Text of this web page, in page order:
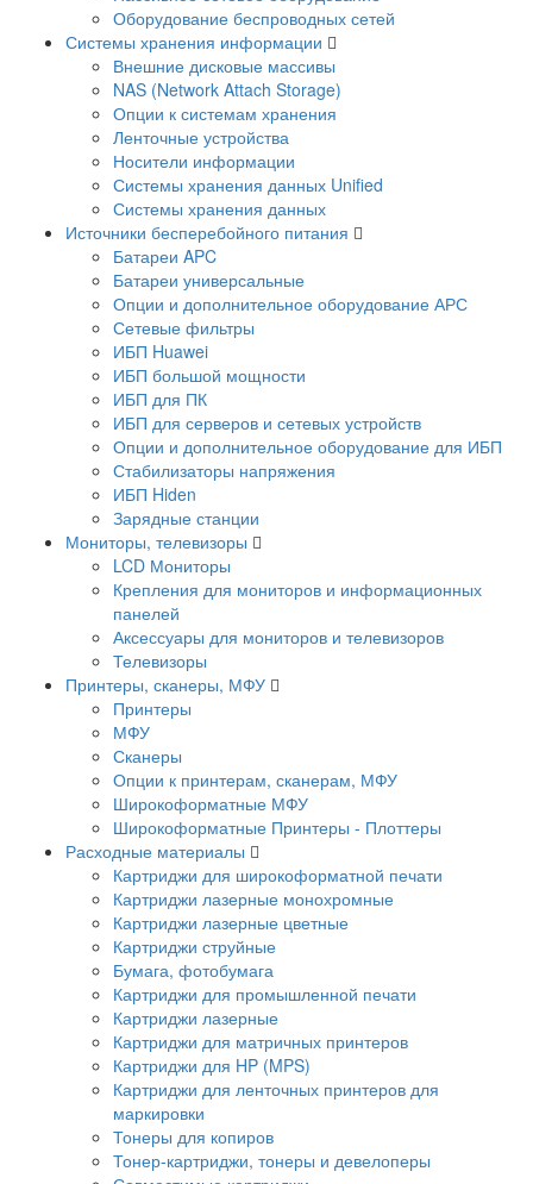
Оборудование беспроводных сетей
Системы хранения информации
Внешние дисковые массивы
NAS (Network Attach Storage)
Опции к системам хранения
Ленточные устройства
Носители информации
Системы хранения данных Unified
Системы хранения данных
Источники бесперебойного питания
Батареи APC
Батареи универсальные
Опции и дополнительное оборудование АРС
Сетевые фильтры
ИБП Huawei
ИБП большой мощности
ИБП для ПК
ИБП для серверов и сетевых устройств
Опции и дополнительное оборудование для ИБП
Стабилизаторы напряжения
ИБП Hiden
Зарядные станции
Мониторы, телевизоры
LCD Мониторы
Крепления для мониторов и информационных
панелей
Аксессуары для мониторов и телевизоров
Телевизоры
Принтеры, сканеры, МФУ
Принтеры
МФУ
Сканеры
Опции к принтерам, сканерам, МФУ
Широкоформатные МФУ
Широкоформатные Принтеры - Плоттеры
Расходные материалы
Картриджи для широкоформатной печати
Картриджи лазерные монохромные
Картриджи лазерные цветные
Картриджи струйные
Бумага, фотобумага
Картриджи для промышленной печати
Картриджи лазерные
Картриджи для матричных принтеров
Картриджи для HP (MPS)
Картриджи для ленточных принтеров для
маркировки
Тонеры для копиров
Тонер-картриджи, тонеры и девелоперы